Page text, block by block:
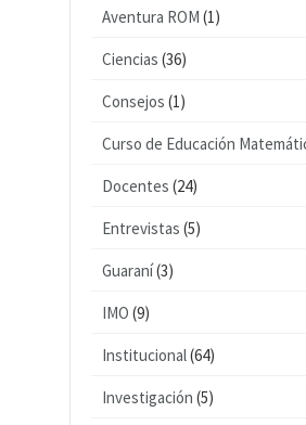
Aventura ROM (1)
Ciencias (36)
Consejos (1)
Curso de Educación
Docentes (24)
Entrevistas (5)
Guaraní(3)
IMO (9)
Institucional(64)
Investigación (5)